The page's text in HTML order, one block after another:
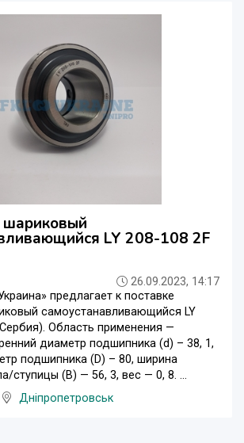
LY 208-108 2F
26.09.2023, 14:17
предлагает к поставке
самоустанавливающийся LY
Область применения —
диаметр подшипника (d) – 38, 1,
подшипника (D) – 80, ширина
ступицы (В) — 56, 3, вес — 0, 8. ...
Дніпропетровськ